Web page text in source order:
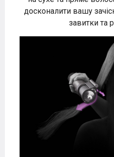
досконалити вашу
завитки та